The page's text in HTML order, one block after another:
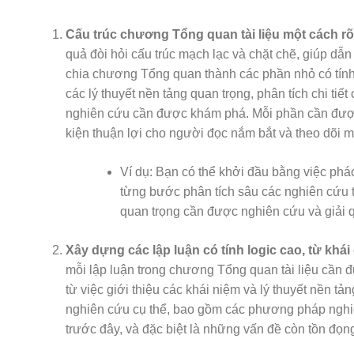
Cấu trúc chương Tổng quan tài liệu một cách
quả đòi hỏi cấu trúc mạch lạc và chặt chẽ, giúp
chia chương Tổng quan thành các phần nhỏ có
các lý thuyết nền tảng quan trọng, phân tích chi
nghiên cứu cần được khám phá. Mỗi phần cần
kiện thuận lợi cho người đọc nắm bắt và theo dõi
Ví dụ: Bạn có thể khởi đầu bằng việc
từng bước phân tích sâu các nghiên cứu
quan trọng cần được nghiên cứu và giải
Xây dựng các lập luận có tính logic cao, từ
mỗi lập luận trong chương Tổng quan tài liệu cần
từ việc giới thiệu các khái niệm và lý thuyết nền
nghiên cứu cụ thể, bao gồm các phương pháp
trước đây, và đặc biệt là những vấn đề còn tồn